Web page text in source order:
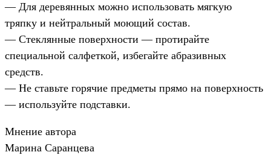
— Для деревянных можно использовать мягкую
тряпку и нейтральный моющий состав.
— Стеклянные поверхности — протирайте
специальной салфеткой, избегайте абразивных
средств.
— Не ставьте горячие предметы прямо на поверхность
— используйте подставки.
Мнение автора
Марина Саранцева